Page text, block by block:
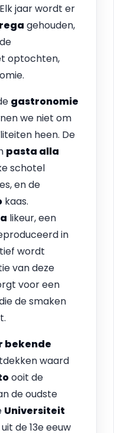
jaar wordt er
gehouden,
optochten,
gastronomie
we niet om
heen. De
pasta alla
schotel
en de
kaas.
likeur, een
in
wordt
van deze
voor een
de smaken
bekende
waard
ooit de
de oudste
Universiteit
de 13e eeuw